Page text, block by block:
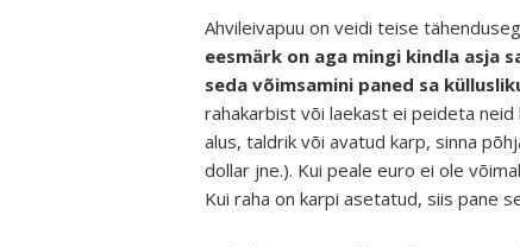
Ahvileivapuu on veidi teise
eesmärk on aga mingi kindla asja
seda võimsamini paned sa
rahakarbist või laekast ei peideta
alus, taldrik või avatud karp, sinna
dollar jne.). Kui peale euro ei ole
Kui raha on karpi asetatud, siis pane